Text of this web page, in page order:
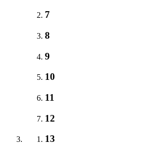
7
8
9
10
11
12
13